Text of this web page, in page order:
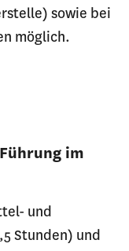
sowie bei
möglich.
im
und
Stunden) und